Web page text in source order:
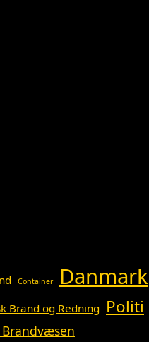
Container Danmark
Brand og Redning Politi